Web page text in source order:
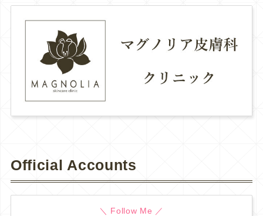
Official Accounts
＼ Follow Me ／